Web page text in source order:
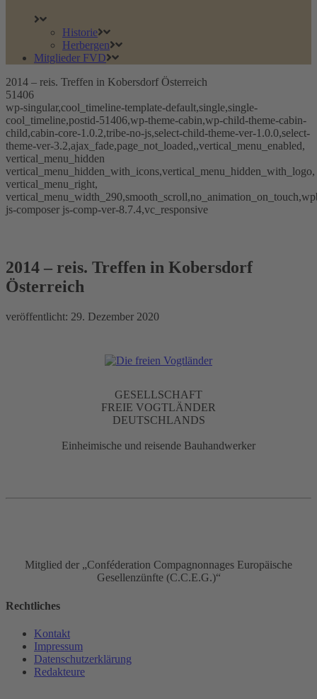
Historie
Herbergen
Mitglieder FVD
2014 – reis. Treffen in Kobersdorf Österreich
51406
wp-singular,cool_timeline-template-default,single,single-
cool_timeline,postid-51406,wp-theme-cabin,wp-child-theme-cabin-
child,cabin-core-1.0.2,tribe-no-js,select-child-theme-ver-1.0.0,select-
theme-ver-3.2,ajax_fade,page_not_loaded,,vertical_menu_enabled,
vertical_menu_hidden
vertical_menu_hidden_with_icons,vertical_menu_hidden_with_logo,
vertical_menu_right,
js-composer js-comp-ver-8.7.4,vc_responsive
Kobersdorf Österreich
2014 – reis. Treffen in Kobersdorf
Österreich
veröffentlicht: 29. Dezember 2020
GESELLSCHAFT
FREIE VOGTLÄNDER
DEUTSCHLANDS
Einheimische und reisende Bauhandwerker
Mitglied der „Conféderation Compagnonnages Europäische
Gesellenzünfte (C.C.E.G.)“
Rechtliches
Kontakt
Impressum
Datenschutz­erklärung
Redakteure